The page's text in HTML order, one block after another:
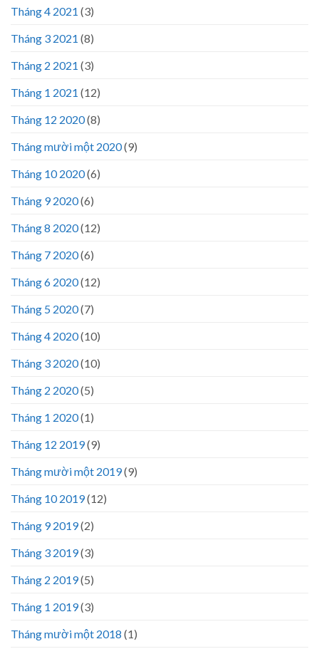
Tháng 4 2021 (3)
Tháng 3 2021 (8)
Tháng 2 2021 (3)
Tháng 1 2021 (12)
Tháng 12 2020(8)
Tháng mười một 2020(9)
Tháng 10 2020(6)
Tháng 9 2020(6)
Tháng 8 2020(12)
Tháng 7 2020(6)
Tháng 6 2020(12)
Tháng 5 2020(7)
Tháng 4 2020(10)
Tháng 3 2020(10)
Tháng 2 2020(5)
Tháng 1 2020(1)
Tháng 12 2019(9)
Tháng mười một 2019(9)
Tháng 10 2019(12)
Tháng 9 2019(2)
Tháng 3 2019(3)
Tháng 2 2019(5)
Tháng 1 2019(3)
Tháng mười một 2018 (1)